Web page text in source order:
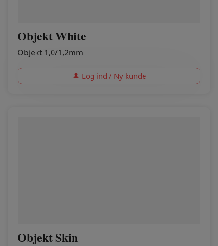
Objekt White
Objekt 1,0/1,2mm
Log ind / Ny kunde
Objekt Skin